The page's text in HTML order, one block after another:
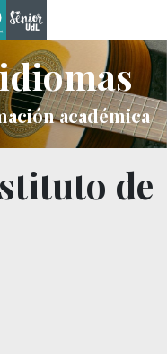
académica
de